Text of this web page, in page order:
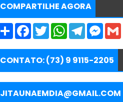
COMPARTILHE AGORA
S
r
e
F
e
b
o
k
T
w
t
t
e
r
W
t
s
p
p
T
e
g
a
m
M
s
e
g
e
r
i
CONTATO: (73) 9 9115-2205
JITAUNAEMDIA@GMAIL.COM